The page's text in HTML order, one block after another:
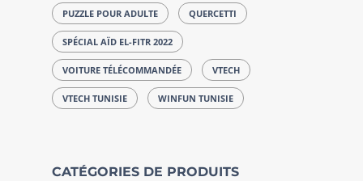
PUZZLE POUR ADULTE QUERCETTI
SPÉCIAL AÏD EL-FITR 2022
VOITURE TÉLÉCOMMANDÉE VTECH
VTECH TUNISIE WINFUN TUNISIE
CATÉGORIES DE PRODUITS